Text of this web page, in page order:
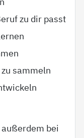
zu dir passt
sammeln
bei